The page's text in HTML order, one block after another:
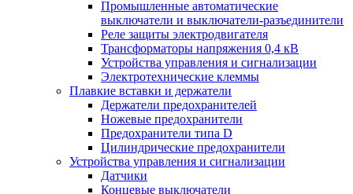
Промышленные автоматические
выключатели и выключатели-разъединители
Реле защиты электродвигателя
Трансформаторы напряжения 0,4 кВ
Устройства управления и сигнализации
Электротехнические клеммы
Плавкие вставки и держатели
Держатели предохранителей
Ножевые предохранители
Предохранители типа D
Цилиндрические предохранители
Устройства управления и сигнализации
Датчики
Концевые выключатели